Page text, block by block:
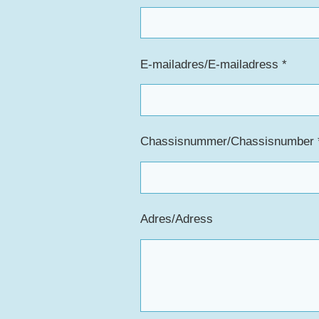
E-mailadres/E-mailadress *
Chassisnummer/Chassisnumber
Adres/Adress